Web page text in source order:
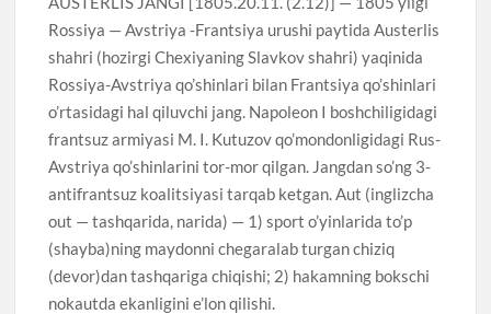
Rossiya — Avstriya -Frantsiya urushi paytida Austerlis
shahri (hozirgi Chexiyaning Slavkov shahri) yaqinida
Rossiya-Avstriya qo’shinlari bilan Frantsiya qo’shinlari
o’rtasidagi hal qiluvchi jang. Napoleon I boshchiligidagi
frantsuz armiyasi M. I. Kutuzov qo’mondonligidagi Rus-
Avstriya qo’shinlarini tor-mor qilgan. Jangdan so’ng 3-
antifrantsuz koalitsiyasi tarqab ketgan. Aut (inglizcha
out — tashqarida, narida) — 1) sport o’yinlarida to’p
(shayba)ning maydonni chegaralab turgan chiziq
(devor)dan tashqariga chiqishi; 2) hakamning bokschi
nokautda ekanligini e’lon qilishi.